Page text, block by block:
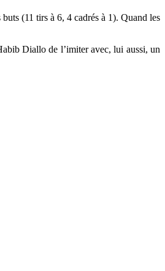
(11 tirs à 6, 4 cadrés à 1). Quand les
Diallo de l’imiter avec, lui aussi, un